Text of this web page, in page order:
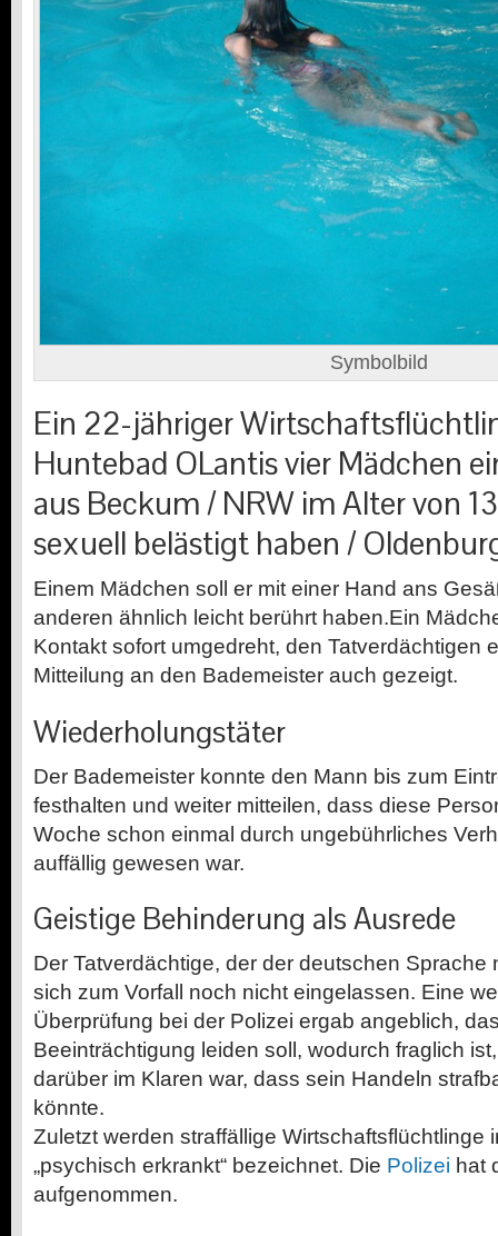
Symbolbild
Ein 22-jähriger
Huntebad OLantis vier Mädchen
aus Beckum / NRW im Alter von
sexuell belästigt haben /
Einem Mädchen soll er mit einer Hand ans
anderen ähnlich leicht berührt haben.Ein
Kontakt sofort umgedreht, den Tatverdächtigen
Mitteilung an den Bademeister auch gezeigt.
Wiederholungstäter
Der Bademeister konnte den Mann bis zum
festhalten und weiter mitteilen, dass diese
Woche schon einmal durch ungebührliches
auffällig gewesen war.
Geistige Behinderung als Ausrede
Der Tatverdächtige, der der deutschen Sprache
sich zum Vorfall noch nicht eingelassen. Eine
Überprüfung bei der Polizei ergab angeblich,
Beeinträchtigung leiden soll, wodurch fraglich
darüber im Klaren war, dass sein Handeln
könnte.
Zuletzt werden straffällige Wirtschaftsflüchtlinge
„psychisch erkrankt“ bezeichnet. Die Polizei hat
aufgenommen.